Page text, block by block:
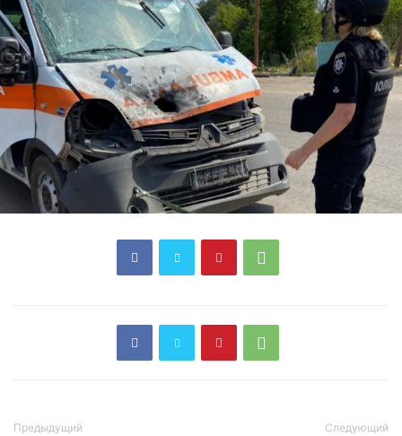
Предыдущий Следующий